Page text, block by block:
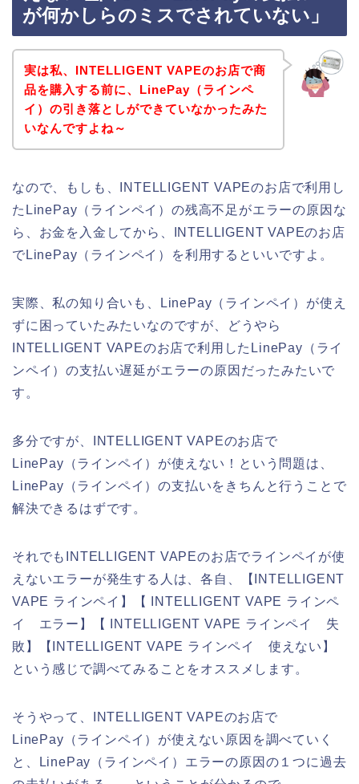
が何かしらのミスでされていない」
実は私、INTELLIGENT VAPEのお店で商
品を購入する前に、LinePay（ラインペ
イ）の引き落としができていなかったみた
いなんですよね～
なので、もしも、INTELLIGENT VAPEのお店で利用し
たLinePay（ラインペイ）の残高不足がエラーの原因な
ら、お金を入金してから、INTELLIGENT VAPEのお店
でLinePay（ラインペイ）を利用するといいですよ。
実際、私の知り合いも、LinePay（ラインペイ）が使え
ずに困っていたみたいなのですが、どうやら
INTELLIGENT VAPEのお店で利用したLinePay（ライ
ンペイ）の支払い遅延がエラーの原因だったみたいで
す。
多分ですが、INTELLIGENT VAPEのお店で
LinePay（ラインペイ）が使えない！という問題は、
LinePay（ラインペイ）の支払いをきちんと行うことで
解決できるはずです。
それでもINTELLIGENT VAPEのお店でラインペイが使
えないエラーが発生する人は、各自、【INTELLIGENT
VAPE ラインペイ】【 INTELLIGENT VAPE ラインペ
イ エラー】【 INTELLIGENT VAPE ラインペイ 失
敗】【INTELLIGENT VAPE ラインペイ 使えない】
という感じで調べてみることをオススメします。
そうやって、INTELLIGENT VAPEのお店で
LinePay（ラインペイ）が使えない原因を調べていく
と、LinePay（ラインペイ）エラーの原因の１つに過去